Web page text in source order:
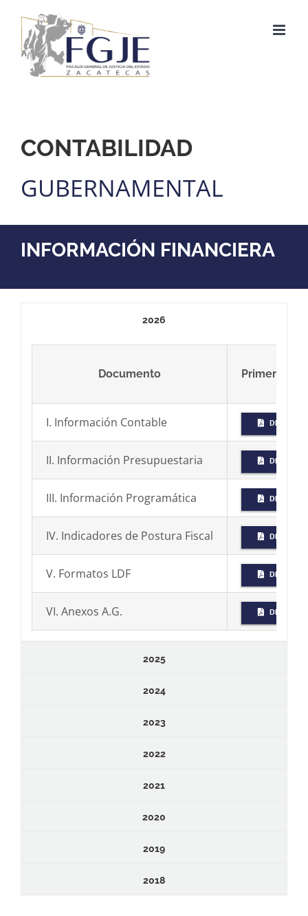
contenido
CONTABILIDAD
GUBERNAMENTAL
INFORMACIÓN FINANCIERA
2026
Documento Primer
I. Información Contable
II. Información Presupuestaria
III. Información Programática
IV. Indicadores de Postura Fiscal
V. Formatos LDF
VI. Anexos A.G.
2025
2024
2023
2022
2021
2020
2019
2018